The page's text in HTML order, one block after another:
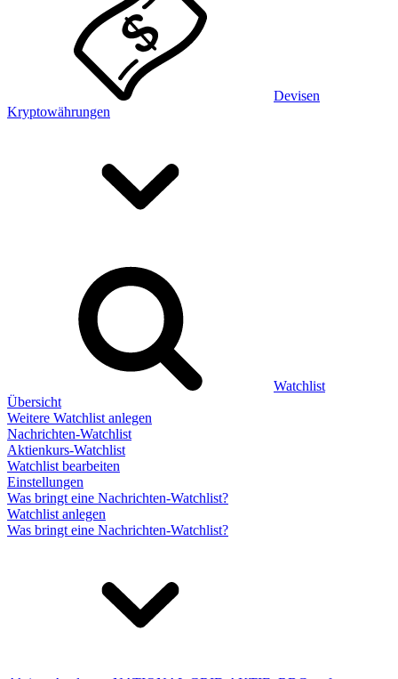
Devisen
Kryptowährungen
Watchlist
Übersicht
Weitere Watchlist anlegen
Nachrichten-Watchlist
Aktienkurs-Watchlist
Watchlist bearbeiten
Einstellungen
Was bringt eine Nachrichten-Watchlist?
Watchlist anlegen
Was bringt eine Nachrichten-Watchlist?